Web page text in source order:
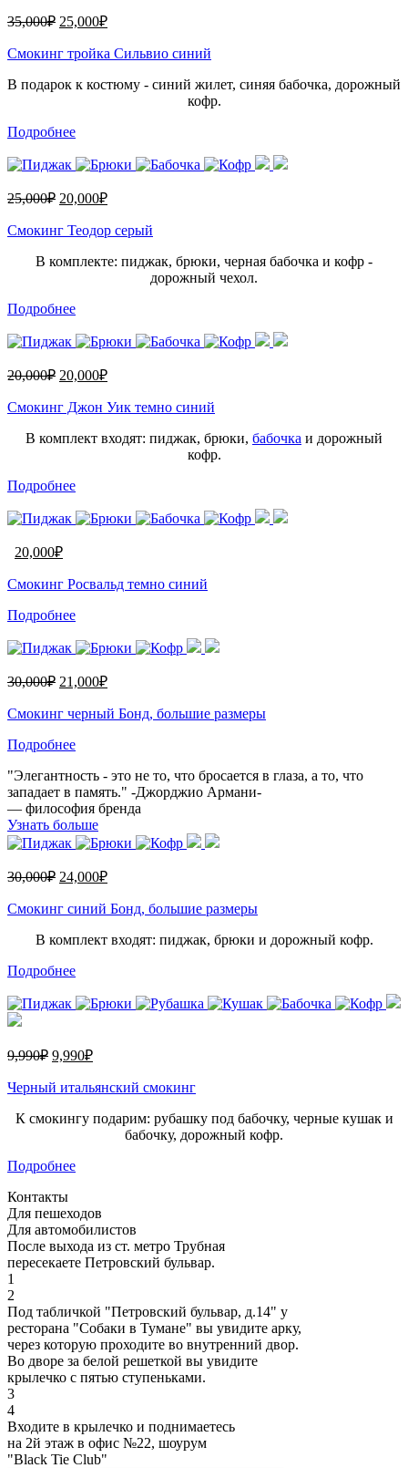
35,000₽ 25,000₽
Смокинг тройка Сильвио синий
В подарок к костюму - синий жилет, синяя бабочка, дорожный
кофр.
Подробнее
25,000₽ 20,000₽
Смокинг Теодор серый
В комплекте: пиджак, брюки, черная бабочка и кофр -
дорожный чехол.
Подробнее
20,000₽ 20,000₽
Смокинг Джон Уик темно синий
В комплект входят: пиджак, брюки, бабочка и дорожный
кофр.
Подробнее
20,000₽
Смокинг Росвальд темно синий
Подробнее
30,000₽ 21,000₽
Смокинг черный Бонд, большие размеры
Подробнее
"Элегантность - это не то, что бросается в глаза, а то, что
западает в память." -Джорджио Армани-
— философия бренда
Узнать больше
30,000₽ 24,000₽
Смокинг синий Бонд, большие размеры
В комплект входят: пиджак, брюки и дорожный кофр.
Подробнее
9,990₽ 9,990₽
Черный итальянский смокинг
К смокингу подарим: рубашку под бабочку, черные кушак и
бабочку, дорожный кофр.
Подробнее
Контакты
Для пешеходов
Для автомобилистов
После выхода из ст. метро Трубная
пересекаете Петровский бульвар.
1
2
Под табличкой "Петровский бульвар, д.14" у
ресторана "Собаки в Тумане" вы увидите арку,
через которую проходите во внутренний двор.
Во дворе за белой решеткой вы увидите
крылечко с пятью ступеньками.
3
4
Входите в крылечко и поднимаетесь
на 2й этаж в офис №22, шоурум
"Black Tie Club"